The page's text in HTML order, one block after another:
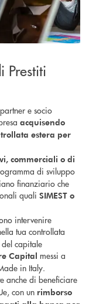
Prestiti
e socio
acquisendo
estera per
commerciali o di
di sviluppo
finanziario che
quali SIMEST o
intervenire
tua controllata
capitale
Capital messi a
in Italy.
anche di beneficiare
con un rimborso